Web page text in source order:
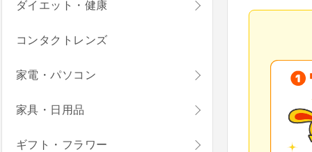
ダイエット・健康
コンタクトレンズ
家電・パソコン
家具・日用品
ギフト・フラワー